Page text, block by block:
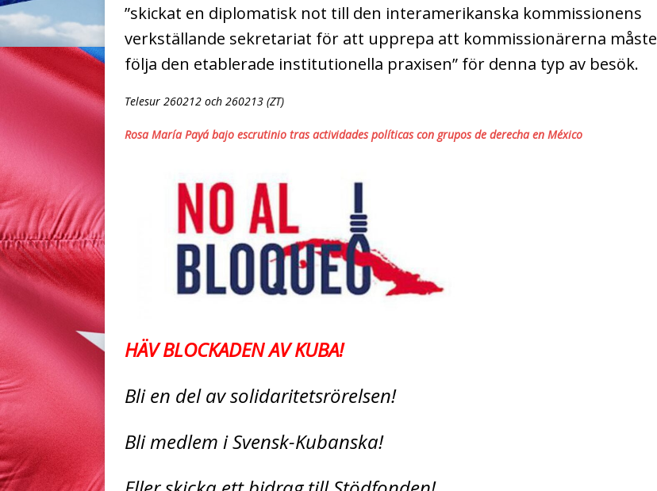
”skickat en diplomatisk not till den interamerikanska kommissionens
verkställande sekretariat för att upprepa att kommissionärerna måste
följa den etablerade institutionella praxisen” för denna typ av besök.
Telesur 260212 och 260213 (ZT)
Rosa María Payá bajo escrutinio tras actividades políticas con grupos de derecha en México
HÄV BLOCKADEN AV KUBA!
Bli en del av solidaritetsrörelsen!
Bli medlem i Svensk-Kubanska!